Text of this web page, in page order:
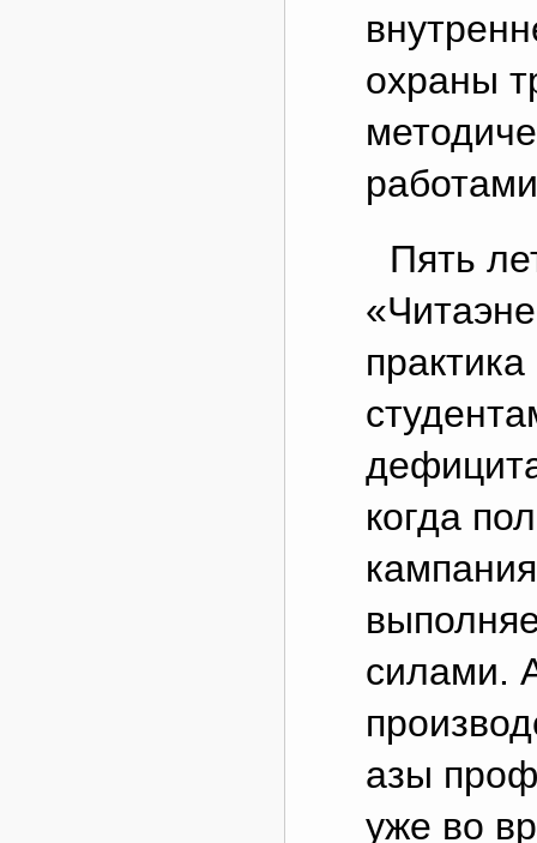
охраны
Пять
когда
силами.
азы
уже во